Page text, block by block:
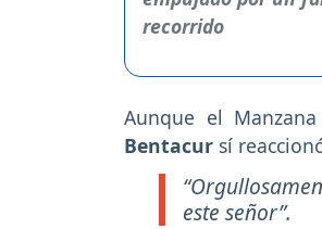
Aunque el
Bentacur sí
este señor”.